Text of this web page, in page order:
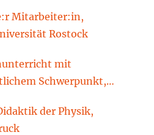
Mitarbeiter:in,
Rostock
mit
Schwerpunkt,
Cottbus-Senftenberg
der Physik,